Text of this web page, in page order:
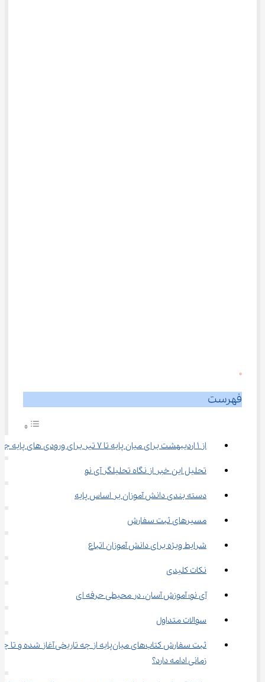
0
فهرست
از 1 اردیبهشت برای میان پایه تا 7 تیر برای ورودی های پایه جدید
تحلیل این خبر از نگاه تحلیلگر آی نو
دسته بندی دانش آموزان بر اساس پایه
مسیرهای ثبت سفارش
شرایط ویژه برای دانش آموزان اتباع
نکات کلیدی
آی نو؛ آموزش آسان، در محیطی حرفه ای
سوالات متداول
ثبت‌ سفارش کتاب‌های میان‌پایه از چه تاریخی آغاز شده و تا
زمانی ادامه دارد؟